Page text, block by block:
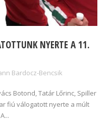
NYERTE A 11.
Bardocz-Bencsik
Botond, Tatár Lőrinc, Spiller
fiú válogatott nyerte a múlt